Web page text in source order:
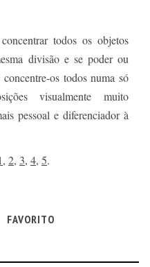
todos os objetos
divisão e se poder ou
os todos numa só
visualmente muito
pessoal e diferenciador à
, 2, 3, 4, 5.
FAVORITO